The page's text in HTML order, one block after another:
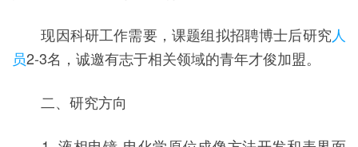
现因科研工作需要，课题组拟招聘博士后研究人
员2-3名，诚邀有志于相关领域的青年才俊加盟。
二、研究方向